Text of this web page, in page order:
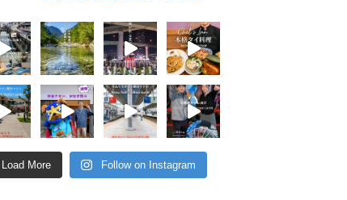
Load More Follow on Instagram